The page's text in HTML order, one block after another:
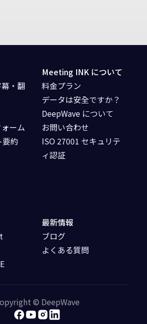
・翻
ーム
約
最新情報
ブログ
よくある質問
Meeting INK について
料金プラン
データは安全ですか？
DeepWave について
お問い合わせ
ISO 27001 セキュリテ
ィ認証
© DeepWave